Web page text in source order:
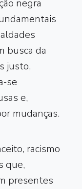
negra
busca da
justo,
se
e,
mudanças.
racismo
que,
presentes